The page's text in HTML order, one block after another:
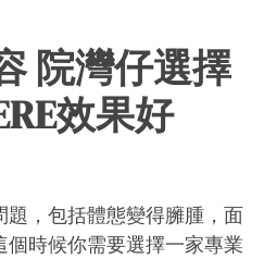
院灣仔選擇
效果好
，包括體態變得臃腫，面
時候你需要選擇一家專業